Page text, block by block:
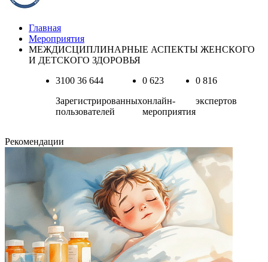
Главная
Мероприятия
МЕЖДИСЦИПЛИНАРНЫЕ АСПЕКТЫ ЖЕНСКОГО
И ДЕТСКОГО ЗДОРОВЬЯ
3100 36 644
Зарегистрированных
пользователей
0 623
онлайн-
мероприятия
0 816
экспертов
Рекомендации